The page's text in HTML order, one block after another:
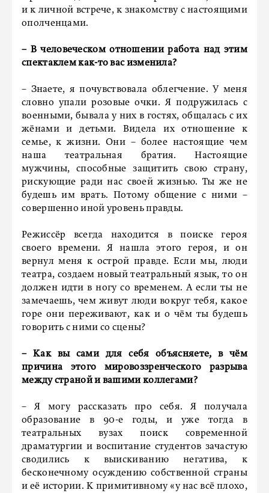
и к личной встрече, к знакомству с настоящими
ополченцами.
– В человеческом отношении работа над этим
спектаклем как-то вас изменила?
– Знаете, я почувствовала облегчение. У меня
словно упали розовые очки. Я подружилась с
военными, бывала у них в гостях, общалась с их
жёнами и детьми. Видела их отношение к
семье, к жизни. Они – более настоящие чем
наша театральная братия. Настоящие
мужчины, способные защитить свою страну,
рискующие ради нас своей жизнью. Ты же не
будешь им врать. Потому общение с ними –
совершенно иной уровень правды.
Режиссёр всегда находится в поиске героя
своего времени. Я нашла этого героя, и он
вернул меня к острой правде. Если мы, люди
театра, создаем новый театральный язык, то он
должен идти в ногу со временем. А если ты не
замечаешь, чем живут люди вокруг тебя, какое
горе они переживают, как и о чём ты будешь
говорить с ними со сцены?
– Как вы сами для себя объясняете, в чём
причина этого мировоззренческого разрыва
между страной и вашими коллегами?
– Я могу рассказать про себя. Я получала
образование в 90-е годы, и уже тогда в
театральных вузах поиск современной
драматургии и воспитание студентов зачастую
сводились к выискиванию негатива, к
бесконечному осуждению собственной страны
и её истории. К примитивному «у нас всё плохо,